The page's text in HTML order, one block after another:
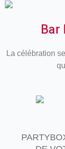
Bar
La célébration